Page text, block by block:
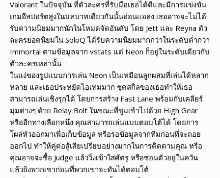
Valorant ในปัจจุบัน ที่ตัวละครที่รับมือเธอได้ดีและมีการแข่งขัน
เกมอีสปอร์ตสูงในบทบาทเดียวกันนั้นอ่อนแอลง เธออาจจะไม่ได้
รับความนิยมมากนักในโหมดจัดอันดับ โดย Jett และ Reyna ตัว
ละครยอดนิยมใน SoloQ ได้รับความนิยมมากกว่าในระดับต่ำกว่า
Immortal ตามข้อมูลจาก vstats แต่ Neon ก็อยู่ในระดับเดียวกับ
ตัวละครเหล่านั้น
ในแง่ของรูปแบบการเล่น Neon เป็นเหมือนลูกผสมที่เล่นได้หลาก
หลาย และเธอประหยัดไอเทมมาก ชุดสกิลของเธอทำให้เธอ
สามารถเล่นเชิงรุกได้ โดยการสร้าง Fast Lane พร้อมกับเคลียร์
มุมต่างๆ ด้วย Relay Bolt ในขณะที่ซูมเข้าไปด้วย High Gear
หรืออีกทางเลือกหนึ่ง คุณสามารถเล่นแบบตอบโต้ได้ โดยการ
โผล่หัวออกมาเพื่อเก็บข้อมูล หรือรอข้อมูลจากทีมก่อนที่จะถอย
ออกไป ทำให้คู่ต่อสู้เสียเปรียบอย่างมากในการติดตามคุณ หรือ
คุณอาจจะซื้อ Judge แล้ววิ่งเข้าใส่ศัตรู หรือซ่อนตัวอยู่ในควัน
แล้วยิงพวกเขาก่อนที่พวกเขาจะทันได้ตอบโต้